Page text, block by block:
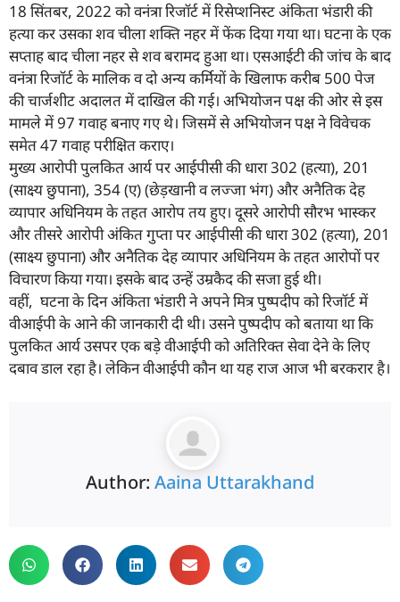
18 सिंतबर, 2022 को वनंत्रा रिजॉर्ट में रिसेप्शनिस्ट अंकिता भंडारी की
हत्या कर उसका शव चीला शक्ति नहर में फेंक दिया गया था। घटना के एक
सप्ताह बाद चीला नहर से शव बरामद हुआ था। एसआईटी की जांच के बाद
वनंत्रा रिजॉर्ट के मालिक व दो अन्य कर्मियों के खिलाफ करीब 500 पेज
की चार्जशीट अदालत में दाखिल की गई। अभियोजन पक्ष की ओर से इस
मामले में 97 गवाह बनाए गए थे। जिसमें से अभियोजन पक्ष ने विवेचक
समेत 47 गवाह परीक्षित कराए।
मुख्य आरोपी पुलकित आर्य पर आईपीसी की धारा 302 (हत्या), 201
(साक्ष्य छुपाना), 354 (ए) (छेड़खानी व लज्जा भंग) और अनैतिक देह
व्यापार अधिनियम के तहत आरोप तय हुए। दूसरे आरोपी सौरभ भास्कर
और तीसरे आरोपी अंकित गुप्ता पर आईपीसी की धारा 302 (हत्या), 201
(साक्ष्य छुपाना) और अनैतिक देह व्यापार अधिनियम के तहत आरोपों पर
विचारण किया गया। इसके बाद उन्हें उम्रकैद की सजा हुई थी।
वहीं, घटना के दिन अंकिता भंडारी ने अपने मित्र पुष्पदीप को रिजॉर्ट में
वीआईपी के आने की जानकारी दी थी। उसने पुष्पदीप को बताया था कि
पुलकित आर्य उसपर एक बड़े वीआईपी को अतिरिक्त सेवा देने के लिए
दबाव डाल रहा है। लेकिन वीआईपी कौन था यह राज आज भी बरकरार है।
Author: Aaina Uttarakhand